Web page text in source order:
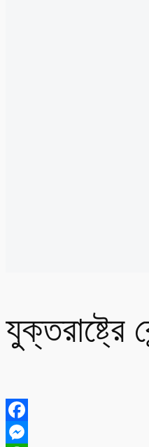
যুক্তরাষ্ট্রে
Facebook